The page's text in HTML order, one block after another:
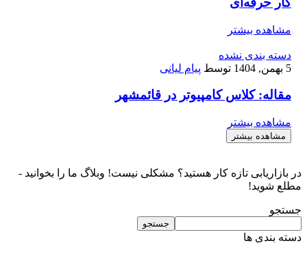
مشاهده بیشتر
دسته بندی نشده
5 بهمن, 1404
توسط پیام لیانی
مقاله: کلاس کامپیوتر در قائمشهر
مشاهده بیشتر
مشاهده بیشتر
در بازاریابی تازه کار هستید؟ مشکلی نیست! وبلاگ ما را بخوانید -
مطلع شوید!
جستجو
جستجو
دسته بندی ها